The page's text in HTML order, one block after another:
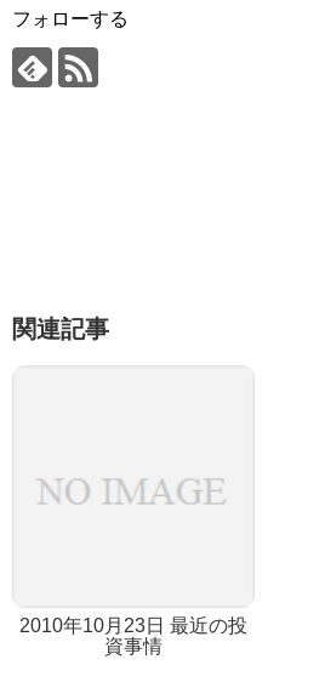
フォローする
関連記事
2010年10月23日 最近の投
資事情